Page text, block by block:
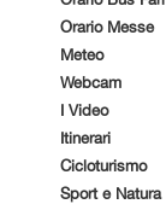
Orario Messe
Meteo
Webcam
I Video
Itinerari
Cicloturismo
Sport e Natura